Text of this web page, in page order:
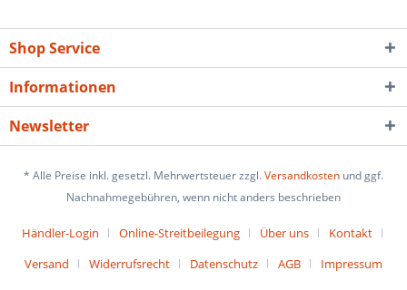
Shop Service
Informationen
Newsletter
* Alle Preise inkl. gesetzl. Mehrwertsteuer zzgl.Versandkosten und ggf.
Nachnahmegebühren, wenn nicht anders beschrieben
Händler-Login Online-Streitbeilegung Über uns
Kontakt
Versand
Widerrufsrecht Datenschutz AGB Impressum